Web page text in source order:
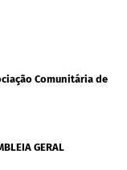
Comunitária de
GERAL